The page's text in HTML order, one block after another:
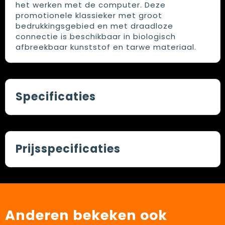
het werken met de computer. Deze
promotionele klassieker met groot
bedrukkingsgebied en met draadloze
connectie is beschikbaar in biologisch
afbreekbaar kunststof en tarwe materiaal.
Specificaties
Prijsspecificaties
Anderen bekeken ook